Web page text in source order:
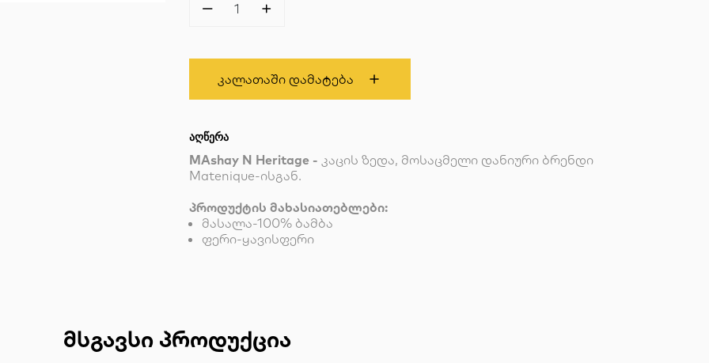
1
Კალათაში Დამატება
ᲐᲦᲬᲔᲠᲐ
MAshay N Heritage - კაცის ზედა, მოსაცმელი დანიური ბრენდი
Matenique-ისგან.
პროდუქტის მახასიათებლები:
მასალა-100% ბამბა
ფერი-ყავისფერი
ᲛᲡᲒᲐᲕᲡᲘ ᲞᲠᲝᲓᲣᲥᲪᲘᲐ